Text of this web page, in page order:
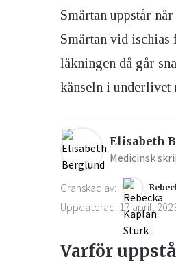
Ögon & Öron
Övervikt
Smärtan uppstår
Smärtan vid
läkningen då går
känseln i underlivet
Elisabeth
Medicinsk
Granskad av:
Uppdaterad: 17 april,
Varför